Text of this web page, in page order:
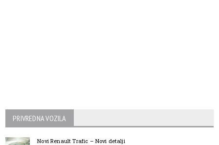
PRIVREDNA VOZILA
Novi Renault Trafic – Novi detalji